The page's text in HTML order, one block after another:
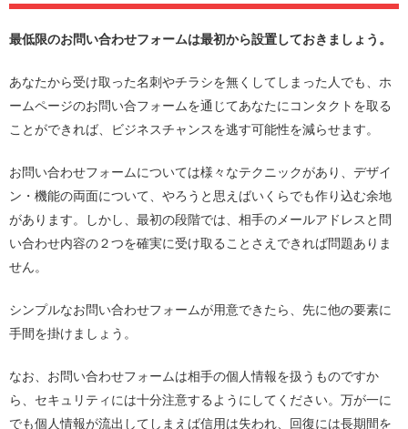
最低限のお問い合わせフォームは最初から設置しておきましょう。
あなたから受け取った名刺やチラシを無くしてしまった人でも、ホ
ームページのお問い合フォームを通じてあなたにコンタクトを取る
ことができれば、ビジネスチャンスを逃す可能性を減らせます。
お問い合わせフォームについては様々なテクニックがあり、デザイ
ン・機能の両面について、やろうと思えばいくらでも作り込む余地
があります。しかし、最初の段階では、相手のメールアドレスと問
い合わせ内容の２つを確実に受け取ることさえできれば問題ありま
せん。
シンプルなお問い合わせフォームが用意できたら、先に他の要素に
手間を掛けましょう。
なお、お問い合わせフォームは相手の個人情報を扱うものですか
ら、セキュリティには十分注意するようにしてください。万が一に
でも個人情報が流出してしまえば信用は失われ、回復には長期間を